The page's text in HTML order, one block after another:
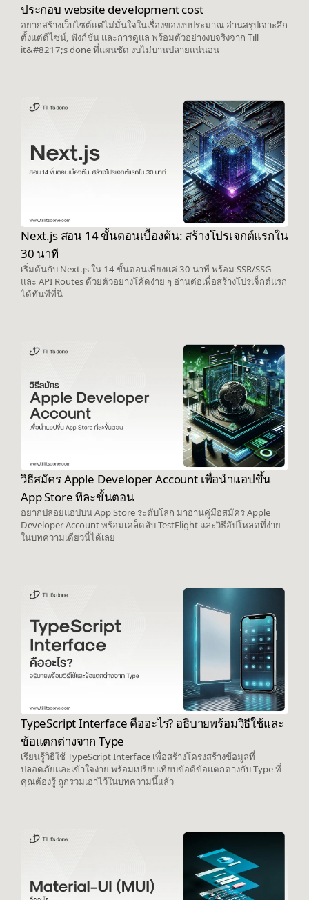
ประกอบ website development cost
อยากสร้างเว็บไซต์แต่ไม่มั่นใจในเรื่องของงบประมาณ อ่านสรุปเจาะลึก
ตั้งแต่ดีไซน์, ฟังก์ชัน และการดูแล พร้อมตัวอย่างงบจริงจาก Till
it&#8217;s done ที่แผนชัด งบไม่บานปลายแน่นอน
Next.js สอน 14 ขั้นตอนเบื้องต้น: สร้างโปรเจกต์แรกใน
30 นาที
เริ่มต้นกับ Next.js ใน 14 ขั้นตอนเพียงแค่ 30 นาที พร้อม SSR/SSG
และ API Routes ด้วยตัวอย่างโค้ดง่าย ๆ อ่านต่อเพื่อสร้างโปรเจ็กต์แรก
ได้ทันทีที่นี่
วิธีสมัคร Apple Developer Account เพื่อนำแอปขึ้น
App Store ทีละขั้นตอน
อยากปล่อยแอปบน App Store ระดับโลก มาอ่านคู่มือสมัคร Apple
Developer Account พร้อมเคล็ดลับ TestFlight และวิธีอัปโหลดที่ง่าย
ในบทความเดียวนี้ได้เลย
TypeScript Interface คืออะไร? อธิบายพร้อมวิธีใช้และ
ข้อแตกต่างจาก Type
เรียนรู้วิธีใช้ TypeScript Interface เพื่อสร้างโครงสร้างข้อมูลที่
ปลอดภัยและเข้าใจง่าย พร้อมเปรียบเทียบข้อดีข้อแตกต่างกับ Type ที่
คุณต้องรู้ ถูกรวมเอาไว้ในบทความนี้แล้ว